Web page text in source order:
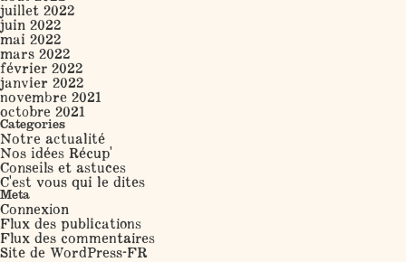
juillet 2022
juin 2022
mai 2022
mars 2022
février 2022
janvier 2022
novembre 2021
octobre 2021
Categories
Notre actualité
Nos idées Récup'
Conseils et astuces
C'est vous qui le dites
Meta
Connexion
Flux des publications
Flux des commentaires
Site de WordPress-FR